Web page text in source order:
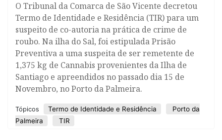
O Tribunal da Comarca de São Vicente decretou
Termo de Identidade e Residência (TIR) para um
suspeito de co-autoria na prática de crime de
roubo. Na ilha do Sal, foi estipulada Prisão
Preventiva a uma suspeita de ser remetente de
1,375 kg de Cannabis provenientes da Ilha de
Santiago e apreendidos no passado dia 15 de
Novembro, no Porto da Palmeira.
Tópicos Termo de Identidade e Residência
Porto da
Palmeira
TIR